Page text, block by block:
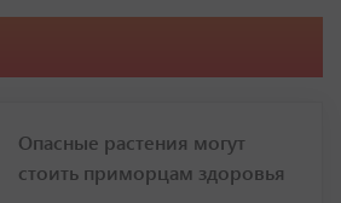
Опасные растения могут
стоить приморцам здоровья